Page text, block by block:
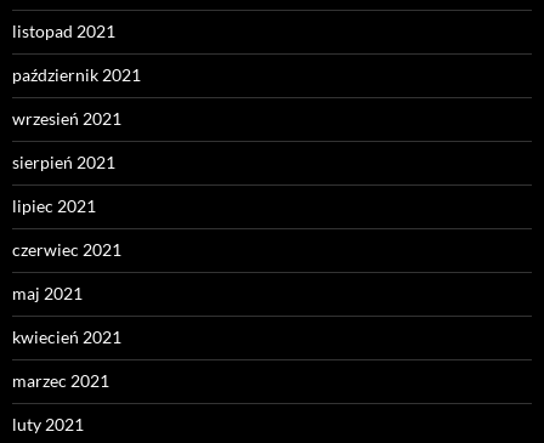
listopad 2021
październik 2021
wrzesień 2021
sierpień 2021
lipiec 2021
czerwiec 2021
maj 2021
kwiecień 2021
marzec 2021
luty 2021